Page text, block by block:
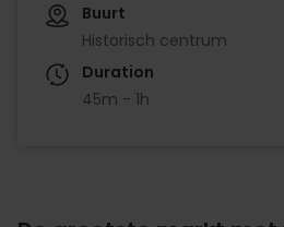
Buurt
Historisch centrum
Duration
45m - 1h